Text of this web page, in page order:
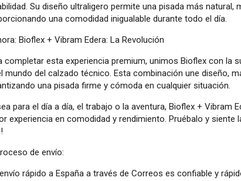
Su diseño ultraligero permite una pisada más
una comodidad inigualable durante todo el día.
Bioflex + Vibram Edera: La Revolución
completar esta experiencia premium, unimos Bioflex con la
mundo del calzado técnico. Esta combinación une diseño,
una pisada firme y cómoda en cualquier situación.
para el día a día, el trabajo o la aventura, Bioflex +
experiencia en comodidad y rendimiento. Pruébalo y
de envío:
rápido a España a través de Correos es confiable y